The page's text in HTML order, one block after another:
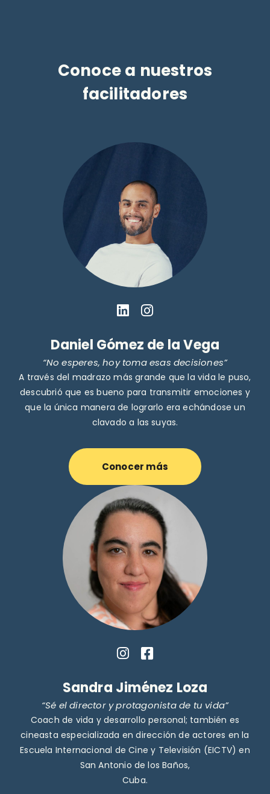
Conoce a nuestros
facilitadores
Daniel Gómez de la Vega
“No esperes, hoy toma esas decisiones”
A través del madrazo más grande que la vida le puso,
descubrió que es bueno para transmitir emociones y
que la única manera de lograrlo era echándose un
clavado a las suyas.
Conocer más
Sandra Jiménez Loza
“Sé el director y protagonista de tu vida”
Coach de vida y desarrollo personal; también es
cineasta especializada en dirección de actores en la
Escuela Internacional de Cine y Televisión (EICTV) en
San Antonio de los Baños,
Cuba.